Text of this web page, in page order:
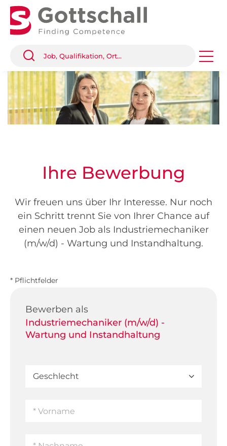
Ihre Bewerbung
Wir freuen uns über Ihr Interesse. Nur noch
ein Schritt trennt Sie von Ihrer Chance auf
einen neuen Job als Industriemechaniker
(m/w/d) - Wartung und Instandhaltung.
* Pflichtfelder
Bewerben als
Industriemechaniker (m/w/d) -
Wartung und Instandhaltung